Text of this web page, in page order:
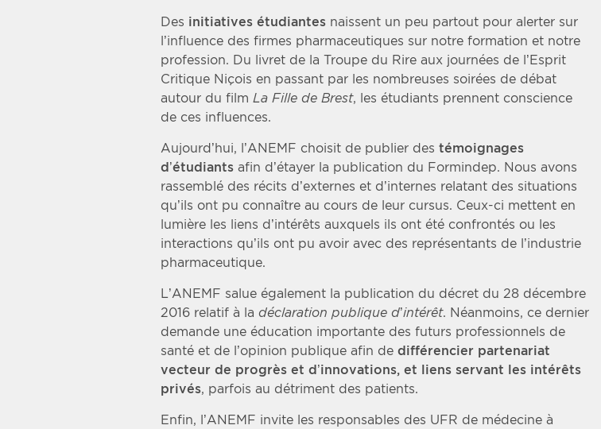
Des initiatives étudiantes naissent un peu partout pour alerter sur
l’influence des firmes pharmaceutiques sur notre formation et notre
profession. Du livret de la Troupe du Rire aux journées de l’Esprit
Critique Niçois en passant par les nombreuses soirées de débat
autour du film La Fille de Brest, les étudiants prennent conscience
de ces influences.
Aujourd’hui, l’ANEMF choisit de publier des témoignages
d’étudiants afin d’étayer la publication du Formindep. Nous avons
rassemblé des récits d’externes et d’internes relatant des situations
qu’ils ont pu connaître au cours de leur cursus. Ceux-ci mettent en
lumière les liens d’intérêts auxquels ils ont été confrontés ou les
interactions qu’ils ont pu avoir avec des représentants de l’industrie
pharmaceutique.
L’ANEMF salue également la publication du décret du 28 décembre
2016 relatif à la déclaration publique d’intérêt. Néanmoins, ce dernier
demande une éducation importante des futurs professionnels de
santé et de l’opinion publique afin de différencier partenariat
vecteur de progrès et d’innovations, et liens servant les intérêts
privés, parfois au détriment des patients.
Enfin, l’ANEMF invite les responsables des UFR de médecine à